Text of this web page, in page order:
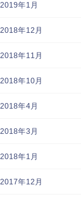
2019年1月
2018年12月
2018年11月
2018年10月
2018年4月
2018年3月
2018年1月
2017年12月